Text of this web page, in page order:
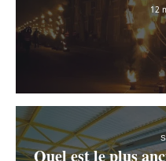
12
Quel est le plus